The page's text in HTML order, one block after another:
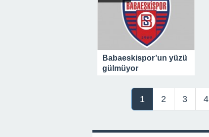
Babaeskispor’un yüzü
gülmüyor
1 2 3 4